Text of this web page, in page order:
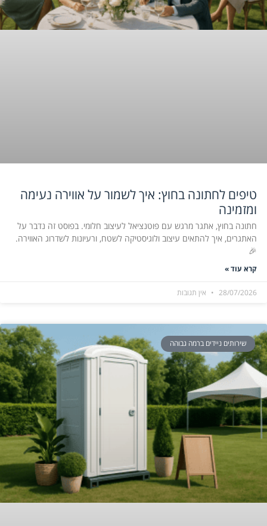
טיפים לחתונה בחוץ: איך לשמור על אווירה נעימה
ומזמינה
חתונה בחוץ, אתגר מרגש עם פוטנציאל לעיצוב חלומי. בפוסט זה נדבר על
האתגרים, איך להתאים עיצוב ולוגיסטיקה לשטח, ורעיונות לשדרוג האווירה.
🎉
קרא עוד »
28/07/2026 אין תגובות
שירותים ניידים ברמה גבוהה